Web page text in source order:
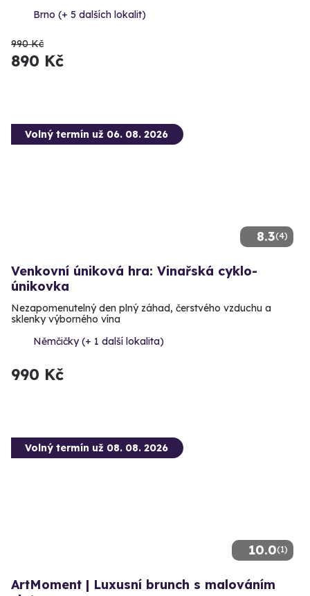
Brno (+ 5 dalších lokalit)
990 Kč
890 Kč
8.3(4)
Volný termín už 06. 08. 2026
Venkovní úniková hra: Vinařská cyklo-
únikovka
Nezapomenutelný den plný záhad, čerstvého vzduchu a
sklenky výborného vína
Němčičky (+ 1 další lokalita)
990 Kč
10.0(1)
Volný termín už 08. 08. 2026
ArtMoment | Luxusní brunch s malováním